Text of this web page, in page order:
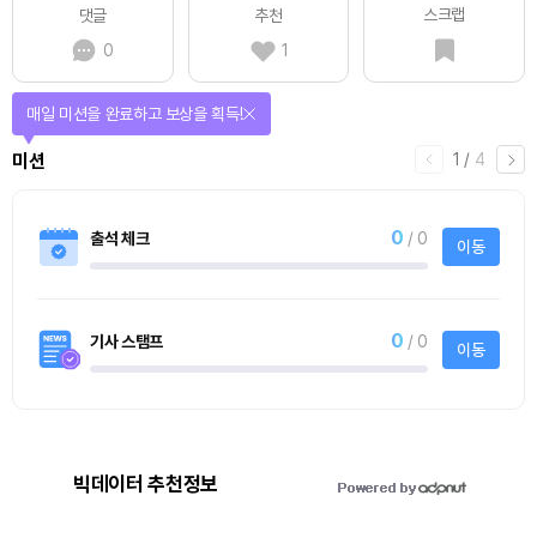
댓글
0
추천
1
스크랩
2 /
티켓스토어
티켓으로 다양한 상품에 응모하자!
4명
빅데이터 추천정보